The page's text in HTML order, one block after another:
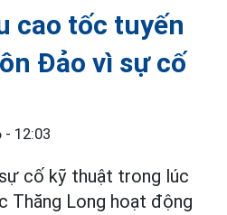
cao tốc tuyến
Đảo vì sự cố
12:03
cố kỹ thuật trong lúc
Thăng Long hoạt động